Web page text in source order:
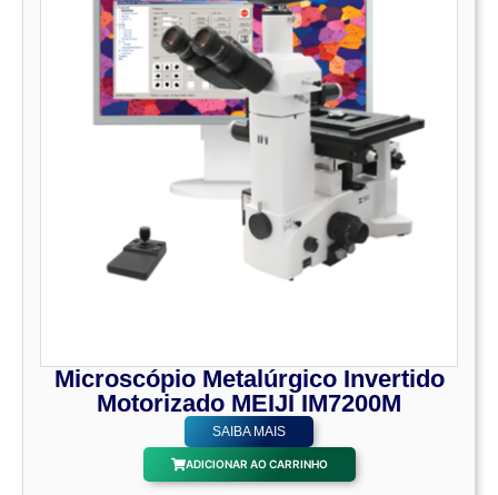
Microscópio Metalúrgico Invertido
Motorizado MEIJI IM7200M
SAIBA MAIS
ADICIONAR AO CARRINHO